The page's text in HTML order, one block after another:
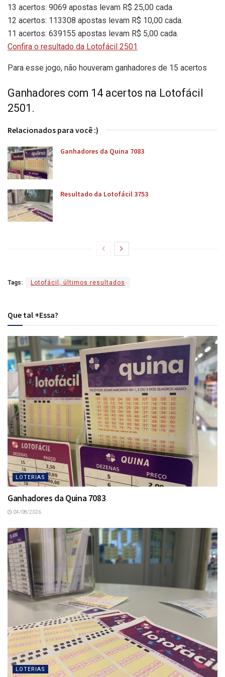
13 acertos: 9069 apostas levam R$ 25,00 cada.
12 acertos: 113308 apostas levam R$ 10,00 cada.
11 acertos: 639155 apostas levam R$ 5,00 cada.
Confira o resultado da Lotofácil 2501
Para esse jogo, não houveram ganhadores de 15 acertos
Ganhadores com 14 acertos na Lotofácil
2501.
Relacionados para você :)
Ganhadores da Quina 7083
Resultado da Lotofácil 3753
Tags: Lotofácil, últimos resultados
Que tal +Essa?
LOTERIAS
Ganhadores da Quina 7083
04/08/2026
LOTERIAS